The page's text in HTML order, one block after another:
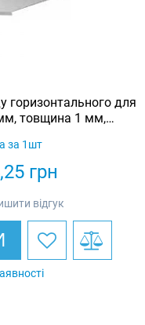
горизонтального для
товщина 1 мм,
грн
за 1шт
відгук